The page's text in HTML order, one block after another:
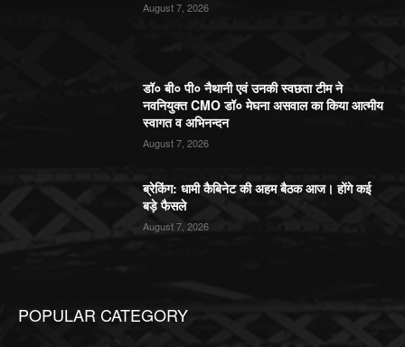
August 7, 2026
डॉ० बी० पी० नैथानी एवं उनकी स्वछता टीम ने
नवनियुक्त CMO डॉ० मेघना असवाल का किया आत्मीय
स्वागत व अभिनन्दन
August 7, 2026
ब्रेकिंग: धामी कैबिनेट की अहम बैठक आज। होंगे कई
बड़े फैसले
August 7, 2026
POPULAR CATEGORY